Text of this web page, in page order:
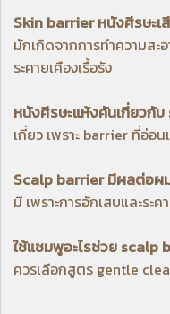
Skin barrier หนังศีรษะเ
มักเกิดจากการทำความสะ
ระคายเคืองเรื้อรัง
หนังศีรษะแห้งคันเกี่ยวกั
เกี่ยว เพราะ barrier ที่อ่อ
Scalp barrier มีผลต่อผ
มี เพราะการอักเสบและระ
ใช้แชมพูอะไรช่วย scalp
ควรเลือกสูตร gentle